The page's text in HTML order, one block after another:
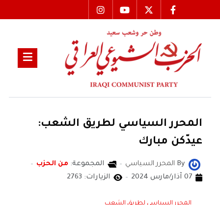
المحرر السياسي لطريق الشعب:
عيدّكن مبارك
By المحرر السياسي المجموعة: من الحزب
07 آذار/مارس 2024
الزيارات: 2763